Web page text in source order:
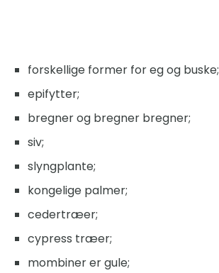
forskellige former for eg og buske;
epifytter;
bregner og bregner bregner;
siv;
slyngplante;
kongelige palmer;
cedertræer;
cypress træer;
mombiner er gule;